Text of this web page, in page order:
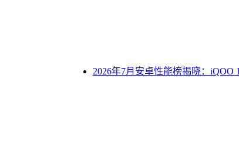
2026年7月安卓性能榜揭晓：iQOO